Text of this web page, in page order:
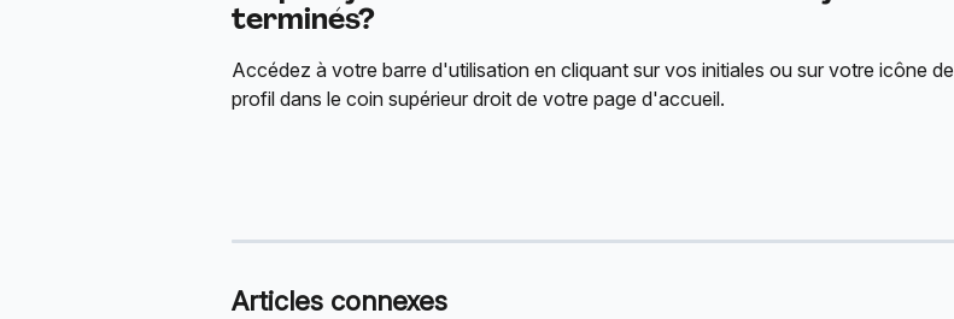
terminés?
Accédez à votre barre d'utilisation en cliquant sur vos initiales ou sur votre icône de
profil dans le coin supérieur droit de votre page d'accueil.
Articles connexes